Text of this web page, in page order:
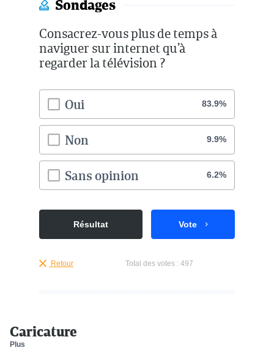
Sondages
Consacrez-vous plus de temps à
naviguer sur internet qu’à
regarder la télévision ?
Oui 83.9%
Non 9.9%
Sans opinion 6.2%
Résultat Vote
Retour Total des votes : 497
Caricature
Plus